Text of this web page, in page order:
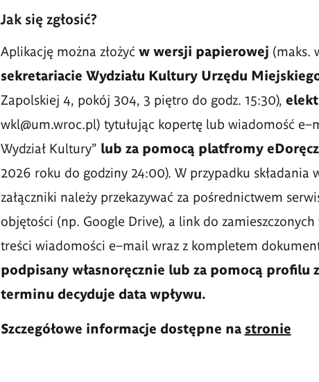
Jak się zgłosić?
Aplikację można złożyć w wersji papierowej (maks.
sekretariacie Wydziału Kultury Urzędu
Zapolskiej 4, pokój 304, 3 piętro do godz. 15:30),
wkl@um.wroc.pl) tytułując kopertę lub wiadomość
Wydział Kultury” lub za pomocą platfromy
2026 roku do godziny 24:00). W przypadku składania
załączniki należy przekazywać za pośrednictwem
objętości (np. Google Drive), a link do
treści wiadomości e–mail wraz z kompletem
podpisany własnoręcznie lub za pomocą profilu
terminu decyduje data wpływu.
Szczegółowe informacje dostępne na stronie